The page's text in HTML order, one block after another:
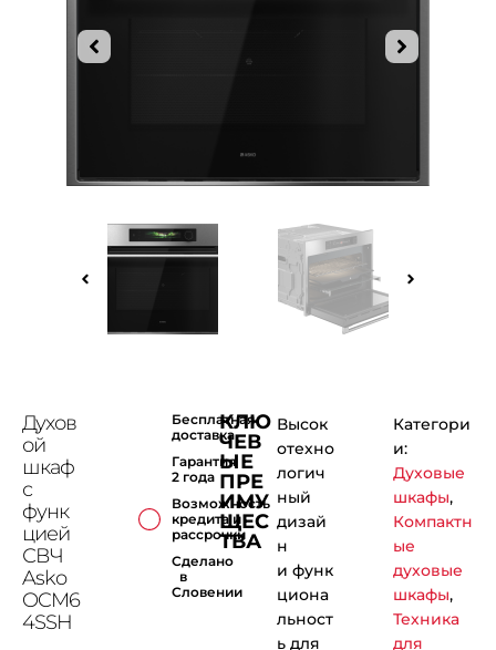
Духов
ой
шкаф
с
функ
цией
СВЧ
Asko
OCM6
4SSH
Бесплатная
доставка
Гарантия
2 года
Возможность
кредита и
рассрочки
Сделано
в
Словении
КЛЮ
ЧЕВ
ЫЕ
ПРЕ
ИМУ
ЩЕС
ТВА
Высок
отехно
логич
ный
дизай
н
и функ
циона
льност
ь для
Категори
и:
Духовые
шкафы,
Компактн
ые
духовые
шкафы,
Техника
для